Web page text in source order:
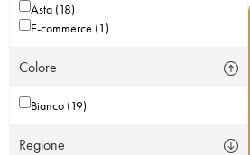
Asta (18)
E-commerce (1)
Colore
Bianco (19)
Regione